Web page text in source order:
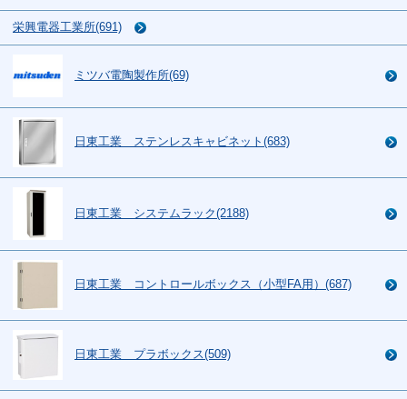
栄興電器工業所(691)
ミツバ電陶製作所(69)
日東工業 ステンレスキャビネット(683)
日東工業 システムラック(2188)
日東工業 コントロールボックス（小型FA用）(687)
日東工業 プラボックス(509)